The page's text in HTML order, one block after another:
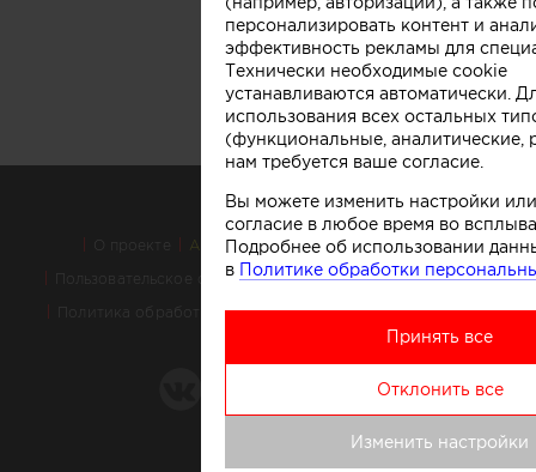
О проекте Аккаунт PROFI для специалистов
Пользовательское соглашение Правовая информация
Политика обработки персональных данных Контакты
персонализировать контент и
эффективность рекламы для
Технически необходимые cookie
устанавливаются автоматически.
использования всех остальных
(функциональные, аналитические,
нам требуется ваше согласие.
Вы можете изменить настройки или
согласие в любое время во
Подробнее об использовании
в Политике обработки
Принять все
Отклонить все
Изменить настройки